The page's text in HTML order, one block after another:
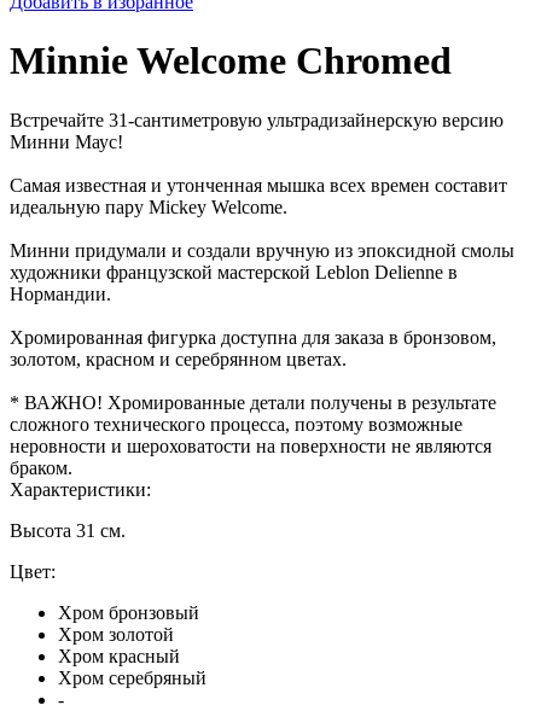
Minnie Welcome Chromed
Встречайте 31-сантиметровую ультрадизайнерскую версию
Минни Маус!
Самая известная и утонченная мышка всех времен составит
идеальную пару Mickey Welcome.
Минни придумали и создали вручную из эпоксидной смолы
художники французской мастерской Leblon Delienne в
Нормандии.
Хромированная фигурка доступна для заказа в бронзовом,
золотом, красном и серебрянном цветах.
* ВАЖНО! Хромированные детали получены в результате
сложного технического процесса, поэтому возможные
неровности и шероховатости на поверхности не являются
браком.
Характеристики:
Высота 31 см.
Цвет:
Хром бронзовый
Хром золотой
Хром красный
Хром серебряный
-